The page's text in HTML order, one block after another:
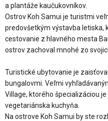
a plantáže kaučukovníkov.
Ostrov Koh Samui je turistmi
predovšetkým výstavba letiska,
cestovanie z hlavného mesta
ostrov zachoval mnohé zo
Turistické ubytovanie je
bungalovmi. Veľmi
Village, ktorého špecializáciou
vegetariánska kuchyňa.
Na ostrove Koh Samui by ste